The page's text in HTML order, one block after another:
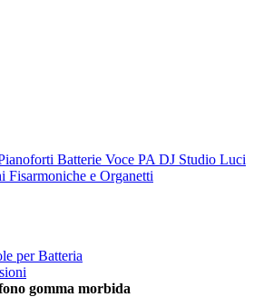
Batterie Voce PA DJ Studio Luci
Fisarmoniche e Organetti
per Batteria
gomma morbida